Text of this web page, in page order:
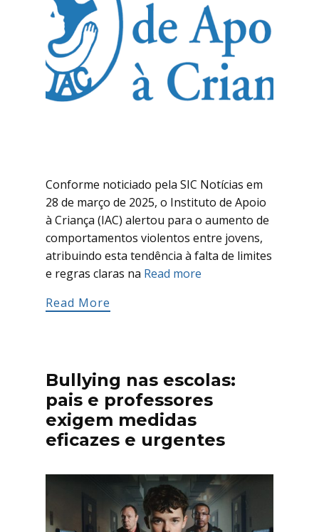
Conforme noticiado pela SIC Notícias em
28 de março de 2025, o Instituto de Apoio
à Criança (IAC) alertou para o aumento de
comportamentos violentos entre jovens,
atribuindo esta tendência à falta de limites
e regras claras na Read more
Read More
Bullying nas escolas:
pais e professores
exigem medidas
eficazes e urgentes